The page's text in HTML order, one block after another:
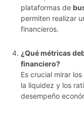
plataformas de
permiten realizar
financieros.
¿Qué métricas
financiero?
Es crucial mirar
la liquidez y los
desempeño